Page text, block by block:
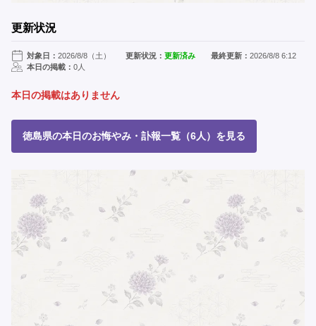
更新状況
対象日： 2026/8/8（土） 更新状況：更新済み 最終更新： 2026/8/8 6:12
本日の掲載： 0人
本日の掲載はありません
徳島県の本日のお悔やみ・訃報一覧（6人）を見る